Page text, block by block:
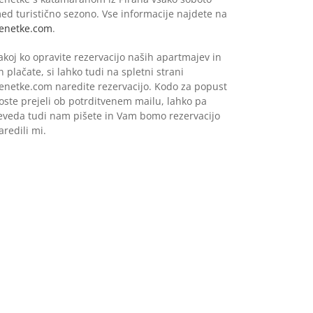
turistično sezono. Vse informacije najdete na
.
ko opravite rezervacijo naših apartmajev in
plačate, si lahko tudi na spletni strani
naredite rezervacijo. Kodo za popust
prejeli ob potrditvenem mailu, lahko pa
tudi nam pišete in Vam bomo rezervacijo
mi.